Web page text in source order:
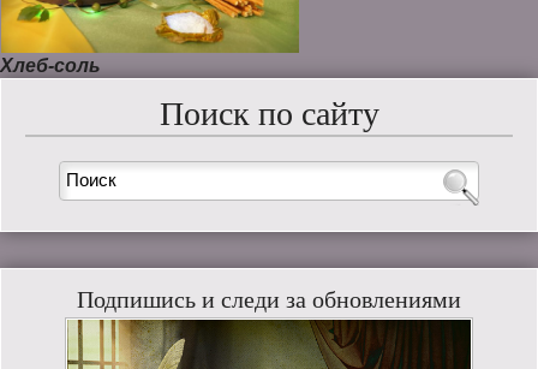
Хлеб-соль
Поиск по сайту
Подпишись и следи за обновлениями